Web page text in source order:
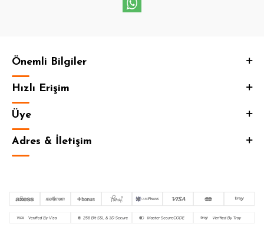
Önemli Bilgiler
Hızlı Erişim
Üye
Adres & İletişim